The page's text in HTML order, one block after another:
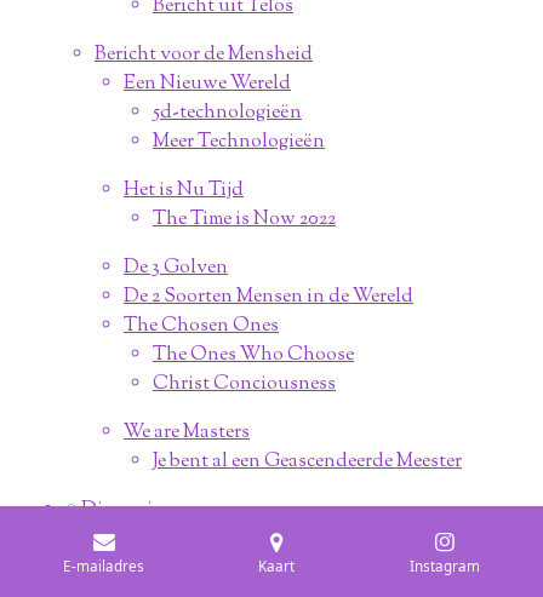
Bericht uit Telos
Bericht voor de Mensheid
Een Nieuwe Wereld
5d-technologieën
Meer Technologieën
Het is Nu Tijd
The Time is Now 2022
De 3 Golven
De 2 Soorten Mensen in de Wereld
The Chosen Ones
The Ones Who Choose
Christ Conciousness
We are Masters
Je bent al een Geascendeerde Meester
◌ Dimensies
◦ De 12 Dimensies Uitgelegd
◦ De 27 Dimensies van Bewustzijn
E-mailadres Kaart Instagram